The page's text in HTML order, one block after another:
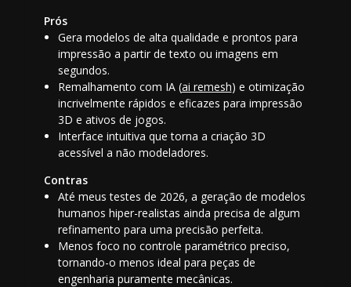
Prós
Gera modelos de alta qualidade e prontos para
impressão a partir de texto ou imagens em
segundos.
Remalhamento com IA (ai remesh) e otimização
incrivelmente rápidos e eficazes para impressão
3D e ativos de jogos.
Interface intuitiva que torna a criação 3D
acessível a não modeladores.
Contras
Até meus testes de 2026, a geração de modelos
humanos hiper-realistas ainda precisa de algum
refinamento para uma precisão perfeita.
Menos foco no controle paramétrico preciso,
tornando-o menos ideal para peças de
engenharia puramente mecânicas.